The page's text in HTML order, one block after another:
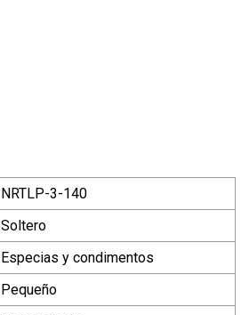
NRTLP-3-140
Soltero
Especias y condimentos
Pequeño